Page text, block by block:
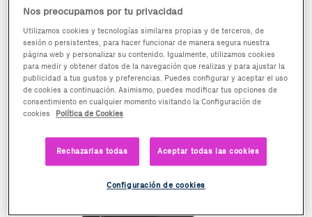
Nos preocupamos por tu privacidad
Utilizamos cookies y tecnologías similares propias y de terceros, de
sesión o persistentes, para hacer funcionar de manera segura nuestra
página web y personalizar su contenido. Igualmente, utilizamos cookies
para medir y obtener datos de la navegación que realizas y para ajustar la
publicidad a tus gustos y preferencias. Puedes configurar y aceptar el uso
de cookies a continuación. Asimismo, puedes modificar tus opciones de
consentimiento en cualquier momento visitando la Configuración de
cookies
Política de Cookies
Rechazarlas todas Aceptar todas las cookies
Configuración de cookies